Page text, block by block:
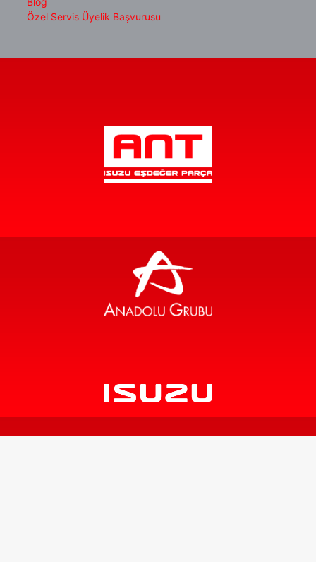
Özel Servis Üyelik Başvurusu